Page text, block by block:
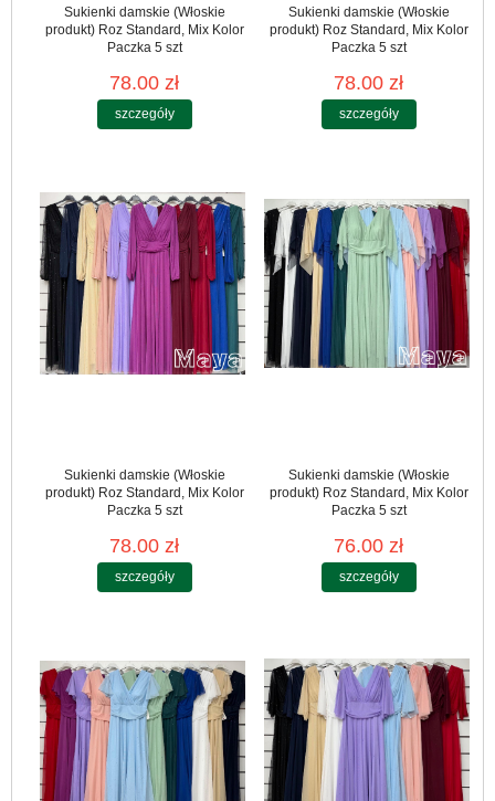
Sukienki damskie (Włoskie
produkt) Roz Standard, Mix Kolor
Paczka 5 szt
78.00 zł
szczegóły
Sukienki damskie (Włoskie
produkt) Roz Standard, Mix Kolor
Paczka 5 szt
78.00 zł
szczegóły
Sukienki damskie (Włoskie
produkt) Roz Standard, Mix Kolor
Paczka 5 szt
78.00 zł
szczegóły
Sukienki damskie (Włoskie
produkt) Roz Standard, Mix Kolor
Paczka 5 szt
76.00 zł
szczegóły